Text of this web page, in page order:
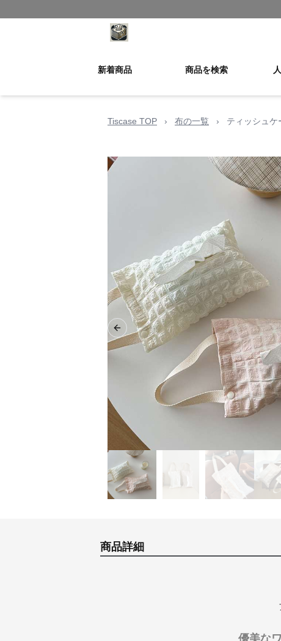
新着商品 商品を検索
Tiscase TOP › 布の一覧 › ティッシュ
Previous slide
商品詳細
優美な